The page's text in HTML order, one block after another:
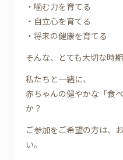
・噛む力を育てる
・自立心を育てる
・将来の健康を育てる
そんな、とても大切な時期
私たちと一緒に、
赤ちゃんの健やかな「食
か？
ご参加をご希望の方は、
い。